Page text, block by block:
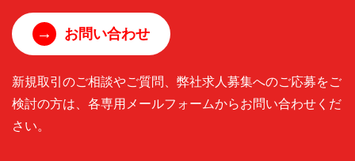
→ お問い合わせ
新規取引のご相談やご質問、弊社求人募集へのご応募をご
検討の方は、各専用メールフォームからお問い合わせくだ
さい。